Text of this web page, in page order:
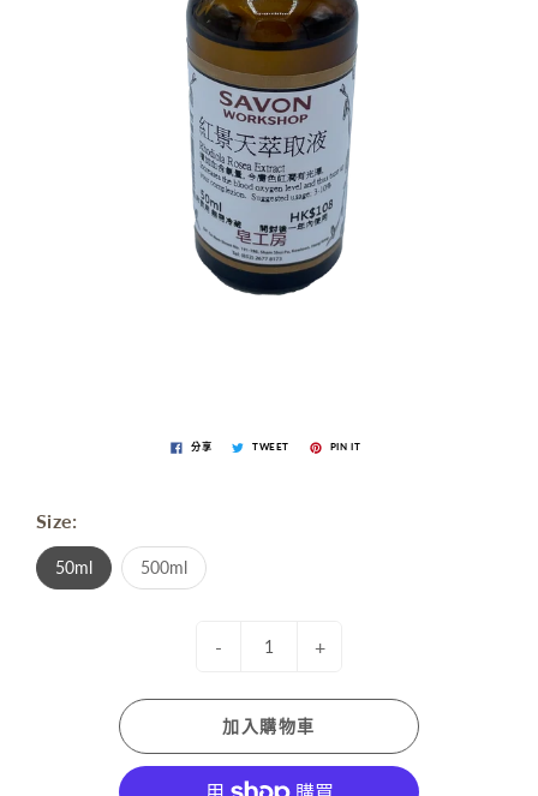
分享 TWEET PIN IT
Size:
50ml 500ml
- +
加入購物車